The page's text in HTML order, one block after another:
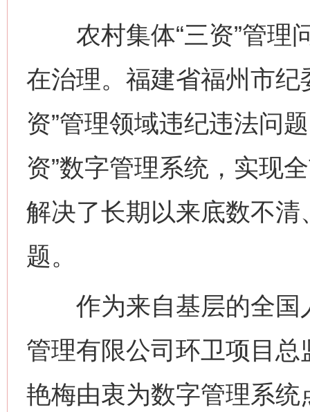
农村集体“三资”管理
在治理。福建省福州市纪
资”管理领域违纪违法问
资”数字管理系统，实现
解决了长期以来底数不
题。
作为来自基层的全国
管理有限公司环卫项目
艳梅由衷为数字管理系统